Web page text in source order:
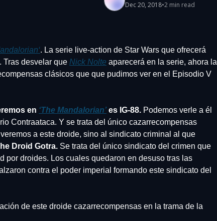
Dec 20, 2018•2 min read
‘. La serie live-action de Star Wars que ofrecerá
. Tras desvelar que Nick Nolte aparecerá en la serie, ahora la
clásicos que que pudimos ver en el Episodio V
en ‘The Mandalorian’ es IG-88. Podemos verle a él
Contraataca. Y se trata del único cazarrecompensas
a este droide, sino al sindicato criminal al que
Droid Gotra. Se trata del único sindicato del crimen que
por droides. Los cuales quedaron en desuso tras las
contra el poder imperial formando este sindicato del
de este droide cazarrecompensas en la trama de la